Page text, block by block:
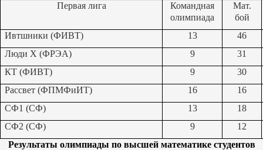
Первая лига
Командная
олимпиада
Мат.
бой
Ивтшники (ФИВТ)
13
46
Люди Х (ФРЭА)
9
31
КТ (ФИВТ)
9
30
Рассвет (ФПМФиИТ)
16
16
СФ1 (СФ)
13
18
СФ2 (СФ)
9
12
Результаты олимпиады по высшей математике студентов